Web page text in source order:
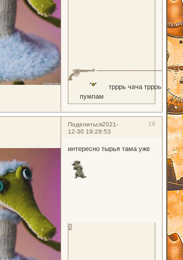
трррь чача трррь
пумпам
Поделиться 18
2021-
12-30 19:28:53
интересно тырья тама уже
0